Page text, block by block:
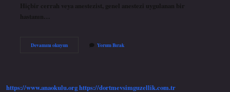
Hiçbir cerrah veya anestezist, genel anestezi uygulanan bir
hastanın…
Devamını okuyunGenel
Yorum Bırak
https://www.anaokulu.orghttps://dortmevsimguzellik.com.tr